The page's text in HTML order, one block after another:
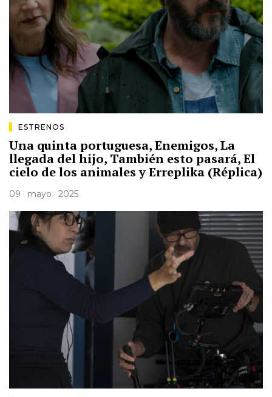
ESTRENOS
Una quinta portuguesa, Enemigos, La
llegada del hijo, También esto pasará, El
cielo de los animales y Erreplika (Réplica)
09 · mayo · 2025